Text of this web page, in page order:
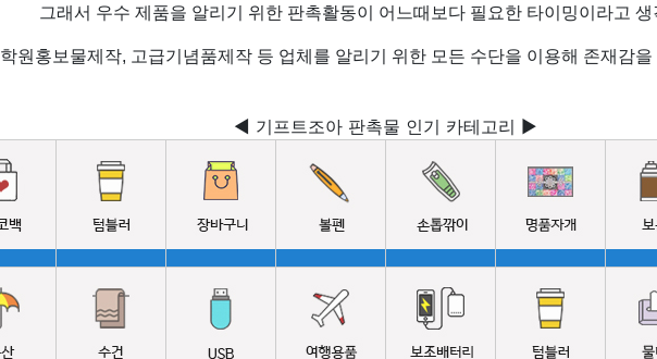
그래서 우수 제품을 알리기 위한 판촉활동이 어느때보다 필요한 타이밍이라고 생
학원홍보물제작, 고급기념품제작 등 업체를 알리기 위한 모든 수단을 이용해 존재감을
◀ 기프트조아 판촉물 인기 카테고리 ▶